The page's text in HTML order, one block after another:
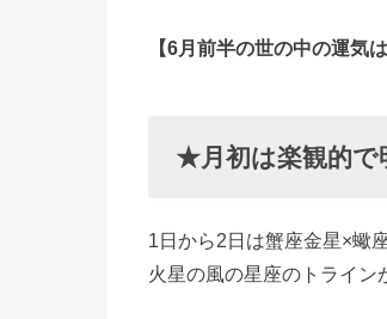
っち子に
【6月前半の世の中の運気は
★月初は楽観的で
1日から2日は蟹座金星×蠍
火星の風の星座のトライン